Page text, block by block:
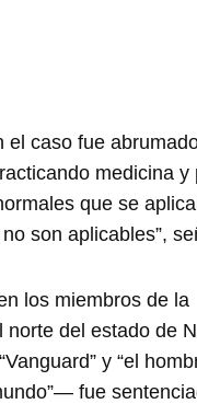
el caso fue
medicina y
que se
son aplicables”,
los miembros de la
norte del estado de
y “el
fue